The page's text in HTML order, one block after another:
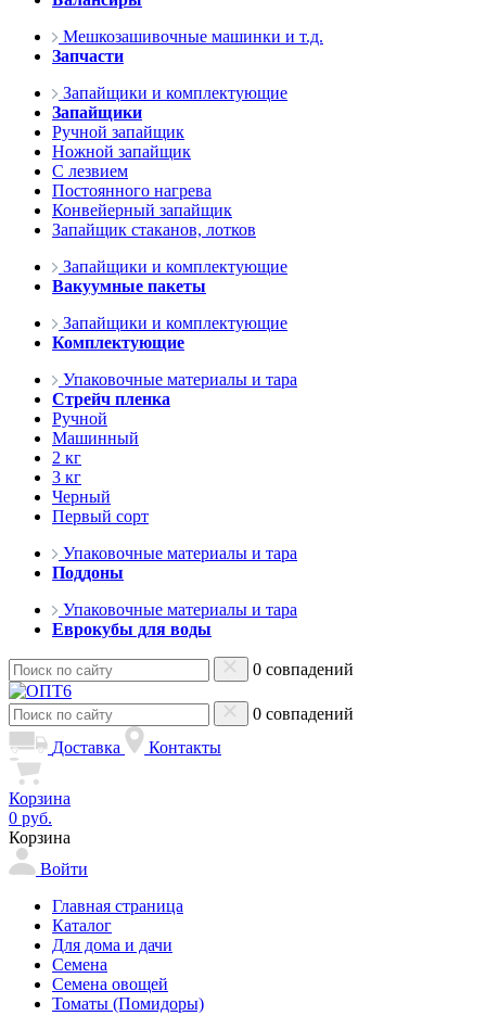
Мешкозашивочные машинки и т.д.
Запчасти
Запайщики и комплектующие
Запайщики
Ручной запайщик
Ножной запайщик
С лезвием
Постоянного нагрева
Конвейерный запайщик
Запайщик стаканов, лотков
Запайщики и комплектующие
Вакуумные пакеты
Запайщики и комплектующие
Комплектующие
Упаковочные материалы и тара
Стрейч пленка
Ручной
Машинный
2 кг
3 кг
Черный
Первый сорт
Упаковочные материалы и тара
Поддоны
Упаковочные материалы и тара
Еврокубы для воды
0 совпадений
0 совпадений
Доставка
Контакты
Корзина
0 руб.
Корзина
Войти
Главная страница
Каталог
Для дома и дачи
Семена
Семена овощей
Томаты (Помидоры)